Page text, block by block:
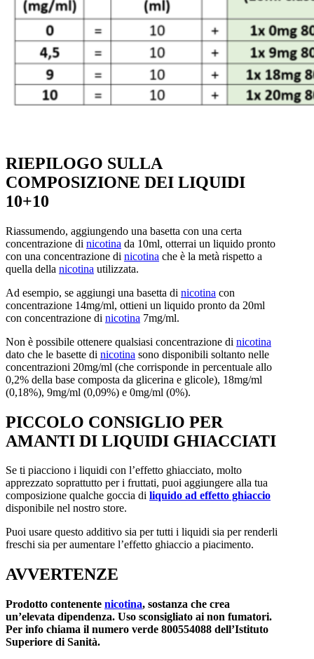
RIEPILOGO SULLA
COMPOSIZIONE DEI LIQUIDI
10+10
Riassumendo, aggiungendo una basetta con una certa
concentrazione di nicotina da 10ml, otterrai un liquido pronto
con una concentrazione di nicotina che è la metà rispetto a
quella della nicotina utilizzata.
Ad esempio, se aggiungi una basetta di nicotina con
concentrazione 14mg/ml, ottieni un liquido pronto da 20ml
con concentrazione di nicotina 7mg/ml.
Non è possibile ottenere qualsiasi concentrazione di nicotina
dato che le basette di nicotina sono disponibili soltanto nelle
concentrazioni 20mg/ml (che corrisponde in percentuale allo
0,2% della base composta da glicerina e glicole), 18mg/ml
(0,18%), 9mg/ml (0,09%) e 0mg/ml (0%).
PICCOLO CONSIGLIO PER
AMANTI DI LIQUIDI GHIACCIATI
Se ti piacciono i liquidi con l’effetto ghiacciato, molto
apprezzato soprattutto per i fruttati, puoi aggiungere alla tua
composizione qualche goccia di liquido ad effetto ghiaccio
disponibile nel nostro store.
Puoi usare questo additivo sia per tutti i liquidi sia per renderli
freschi sia per aumentare l’effetto ghiaccio a piacimento.
AVVERTENZE
Prodotto contenente nicotina, sostanza che crea
un’elevata dipendenza. Uso sconsigliato ai non fumatori.
Per info chiama il numero verde 800554088 dell’Istituto
Superiore di Sanità.